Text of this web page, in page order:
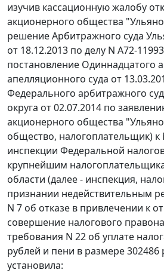
изучив кассационную жалобу
акционерного общества
решениеАрбитражного суда
от 18.12.2013 по делу N А72-
постановление Одиннадцатого
апелляционного суда от
Федерального арбитражного
округа от 02.07.2014 по
акционерного общества
общество, налогоплательщик)
инспекции Федеральной
крупнейшим
области (далее - инспекция,
признании недействительным
N 7 об отказе в привлечении к
совершение налогового
требования N 22 об уплате
рублей и пени в размере 302486
установила: